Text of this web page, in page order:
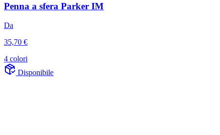
Penna a sfera Parker IM
Da
35,70 €
4 colori
Disponibile